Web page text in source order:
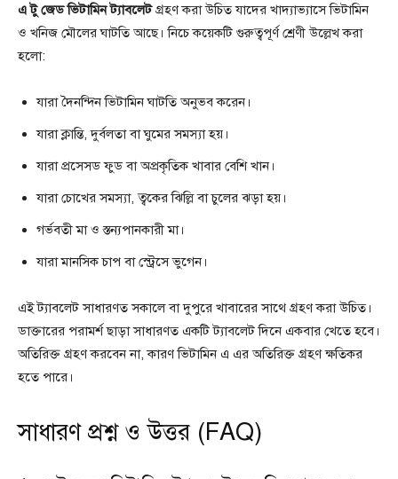
এ টু জেড ভিটামিন ট্যাবলেটগ্রহণ করা উচিত যাদের খাদ্যাভ্যাসে ভিটামিন
ও খনিজ মৌলের ঘাটতি আছে। নিচে কয়েকটি গুরুত্বপূর্ণ শ্রেণী উল্লেখ করা
হলো:
যারা দৈনন্দিন ভিটামিন ঘাটতি অনুভব করেন।
যারা ক্লান্তি, দুর্বলতা বা ঘুমের সমস্যা হয়।
যারা প্রসেসড ফুড বা অপ্রকৃতিক খাবার বেশি খান।
যারা চোখের সমস্যা, ত্বকের ঝিল্লি বা চুলের ঝড়া হয়।
গর্ভবতী মা ও স্তন্যপানকারী মা।
যারা মানসিক চাপ বা স্ট্রেসে ভুগেন।
এই ট্যাবলেট সাধারণত সকালে বা দুপুরে খাবারের সাথে গ্রহণ করা উচিত।
ডাক্তারের পরামর্শ ছাড়া সাধারণত একটি ট্যাবলেট দিনে একবার খেতে হবে।
অতিরিক্ত গ্রহণ করবেন না, কারণ ভিটামিন এ এর অতিরিক্ত গ্রহণ ক্ষতিকর
হতে পারে।
সাধারণ প্রশ্ন ও উত্তর (FAQ)